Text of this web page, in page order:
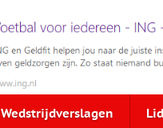
Wedstrijdverslagen